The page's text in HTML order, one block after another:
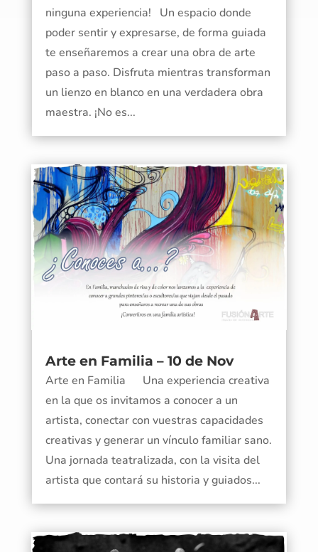
ninguna experiencia! Un espacio donde
poder sentir y expresarse, de forma guiada
te enseñaremos a crear una obra de arte
paso a paso. Disfruta mientras transforman
un lienzo en blanco en una verdadera obra
maestra. ¡No es...
Arte en Familia – 10 de Nov
Arte en Familia Una experiencia creativa
en la que os invitamos a conocer a un
artista, conectar con vuestras capacidades
creativas y generar un vínculo familiar sano.
Una jornada teatralizada, con la visita del
artista que contará su historia y guiados...